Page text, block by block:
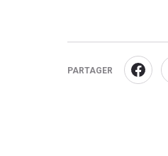
PARTAGER